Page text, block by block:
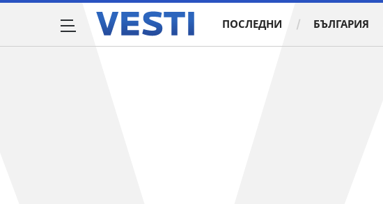
ПОСЛЕДНИ БЪЛГАРИЯ